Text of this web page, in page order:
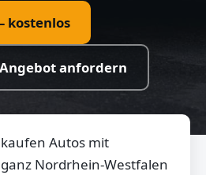
kostenlos
Angebot anfordern
Autos mit
Nordrhein-Westfalen